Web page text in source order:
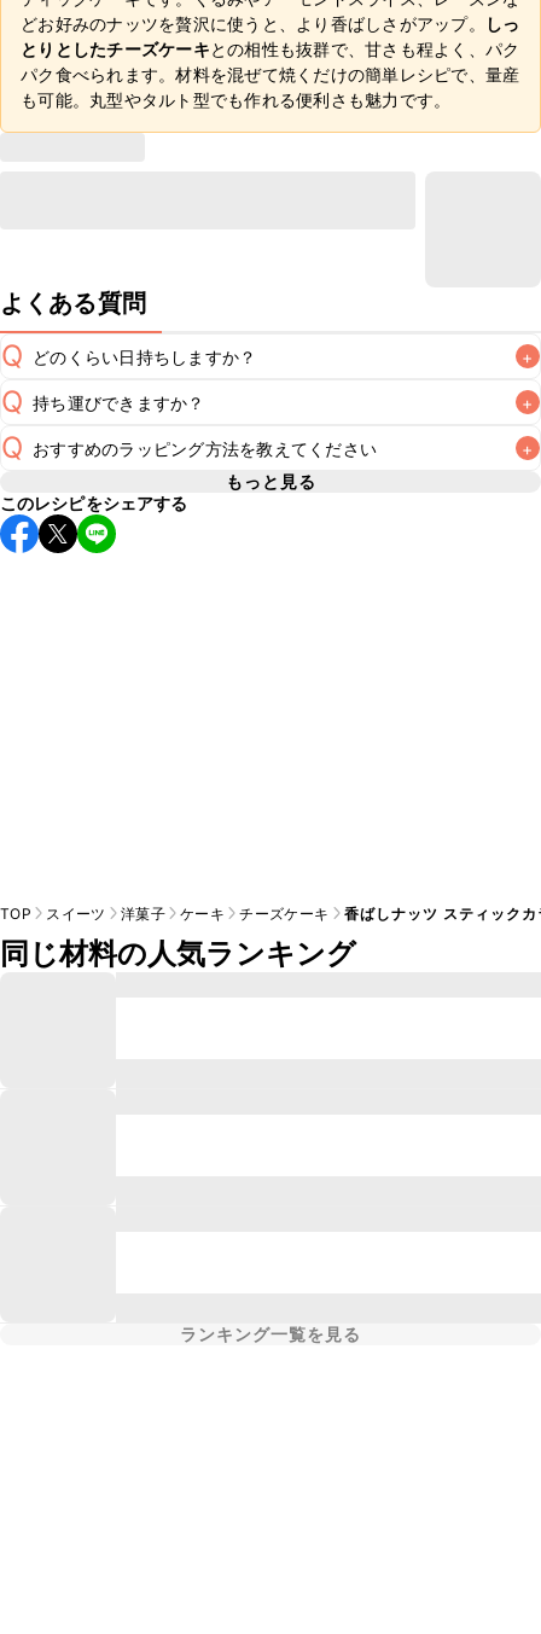
どお好みのナッツを贅沢に使うと、より香ばしさがアップ。
しっ
とりとしたチーズケーキとの相性も抜群で、甘さも程よく、パク
パク食べられます。材料を混ぜて焼くだけの簡単レシピで、量産
も可能。丸型やタルト型でも作れる便利さも魅力です。
よくある質問
Q どのくらい日持ちしますか？ +
A 冷蔵で2~3日が目安です。なるべくお早めにお召し上がりく
Q 持ち運びできますか？ +
A
要冷蔵のスイーツのため長時間のお持ち運びには不向きです
が、保冷剤を添えていただけば短時間でのお持ち運びは可能
です。お持ち運びの際は保冷剤を添え、お持ち運び後はすぐ
Q おすすめのラッピング方法を教えてください +
A
こちらでラッピング方法をご紹介しています。お好みのラッ
ピング方法をお試しください。なお、要冷蔵のスイーツのた
め、お持ち運びの際は保冷剤をつけることをおすすめいたし
もっと見る
このレシピをシェアする
TOP スイーツ 洋菓子 ケーキ チーズケーキ 香ばしナッツ スティック
同じ材料の人気ランキング
ランキング一覧を見る